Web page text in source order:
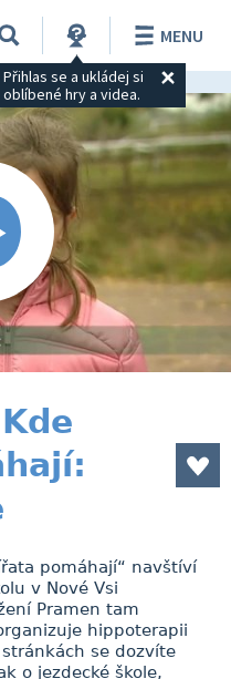
Přihlas se a ukládej si
oblíbené hry a videa.
MENU
pomáhají“ navštíví
v Nové Vsi
Pramen tam
hippoterapii
se dozvíte
o jezdecké škole,